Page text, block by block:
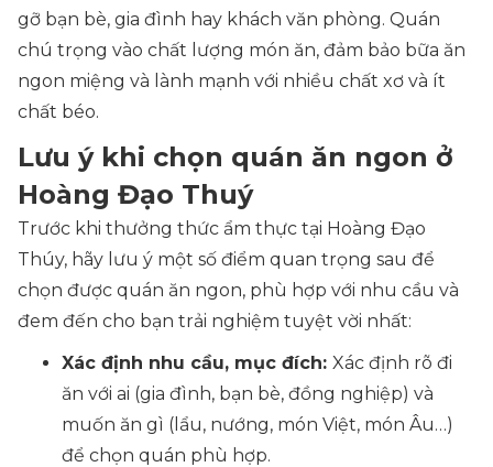
gỡ bạn bè, gia đình hay khách văn phòng. Quán
chú trọng vào chất lượng món ăn, đảm bảo bữa ăn
ngon miệng và lành mạnh với nhiều chất xơ và ít
chất béo.
Lưu ý khi chọn quán ăn ngon ở
Hoàng Đạo Thuý
Trước khi thưởng thức ẩm thực tại Hoàng Đạo
Thúy, hãy lưu ý một số điểm quan trọng sau để
chọn được quán ăn ngon, phù hợp với nhu cầu và
đem đến cho bạn trải nghiệm tuyệt vời nhất:
Xác định nhu cầu, mục đích: Xác định rõ đi
ăn với ai (gia đình, bạn bè, đồng nghiệp) và
muốn ăn gì (lẩu, nướng, món Việt, món Âu…)
để chọn quán phù hợp.